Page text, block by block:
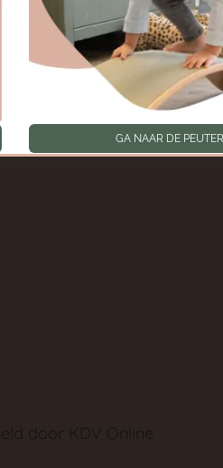
Geschiedenis
privacyinstellingen
Toestemmingen
door KDV Online
GA NAAR DE